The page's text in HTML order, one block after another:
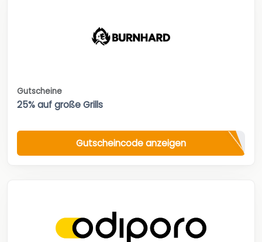
Gutscheine
25% auf große Grills
Gutscheincode anzeigen